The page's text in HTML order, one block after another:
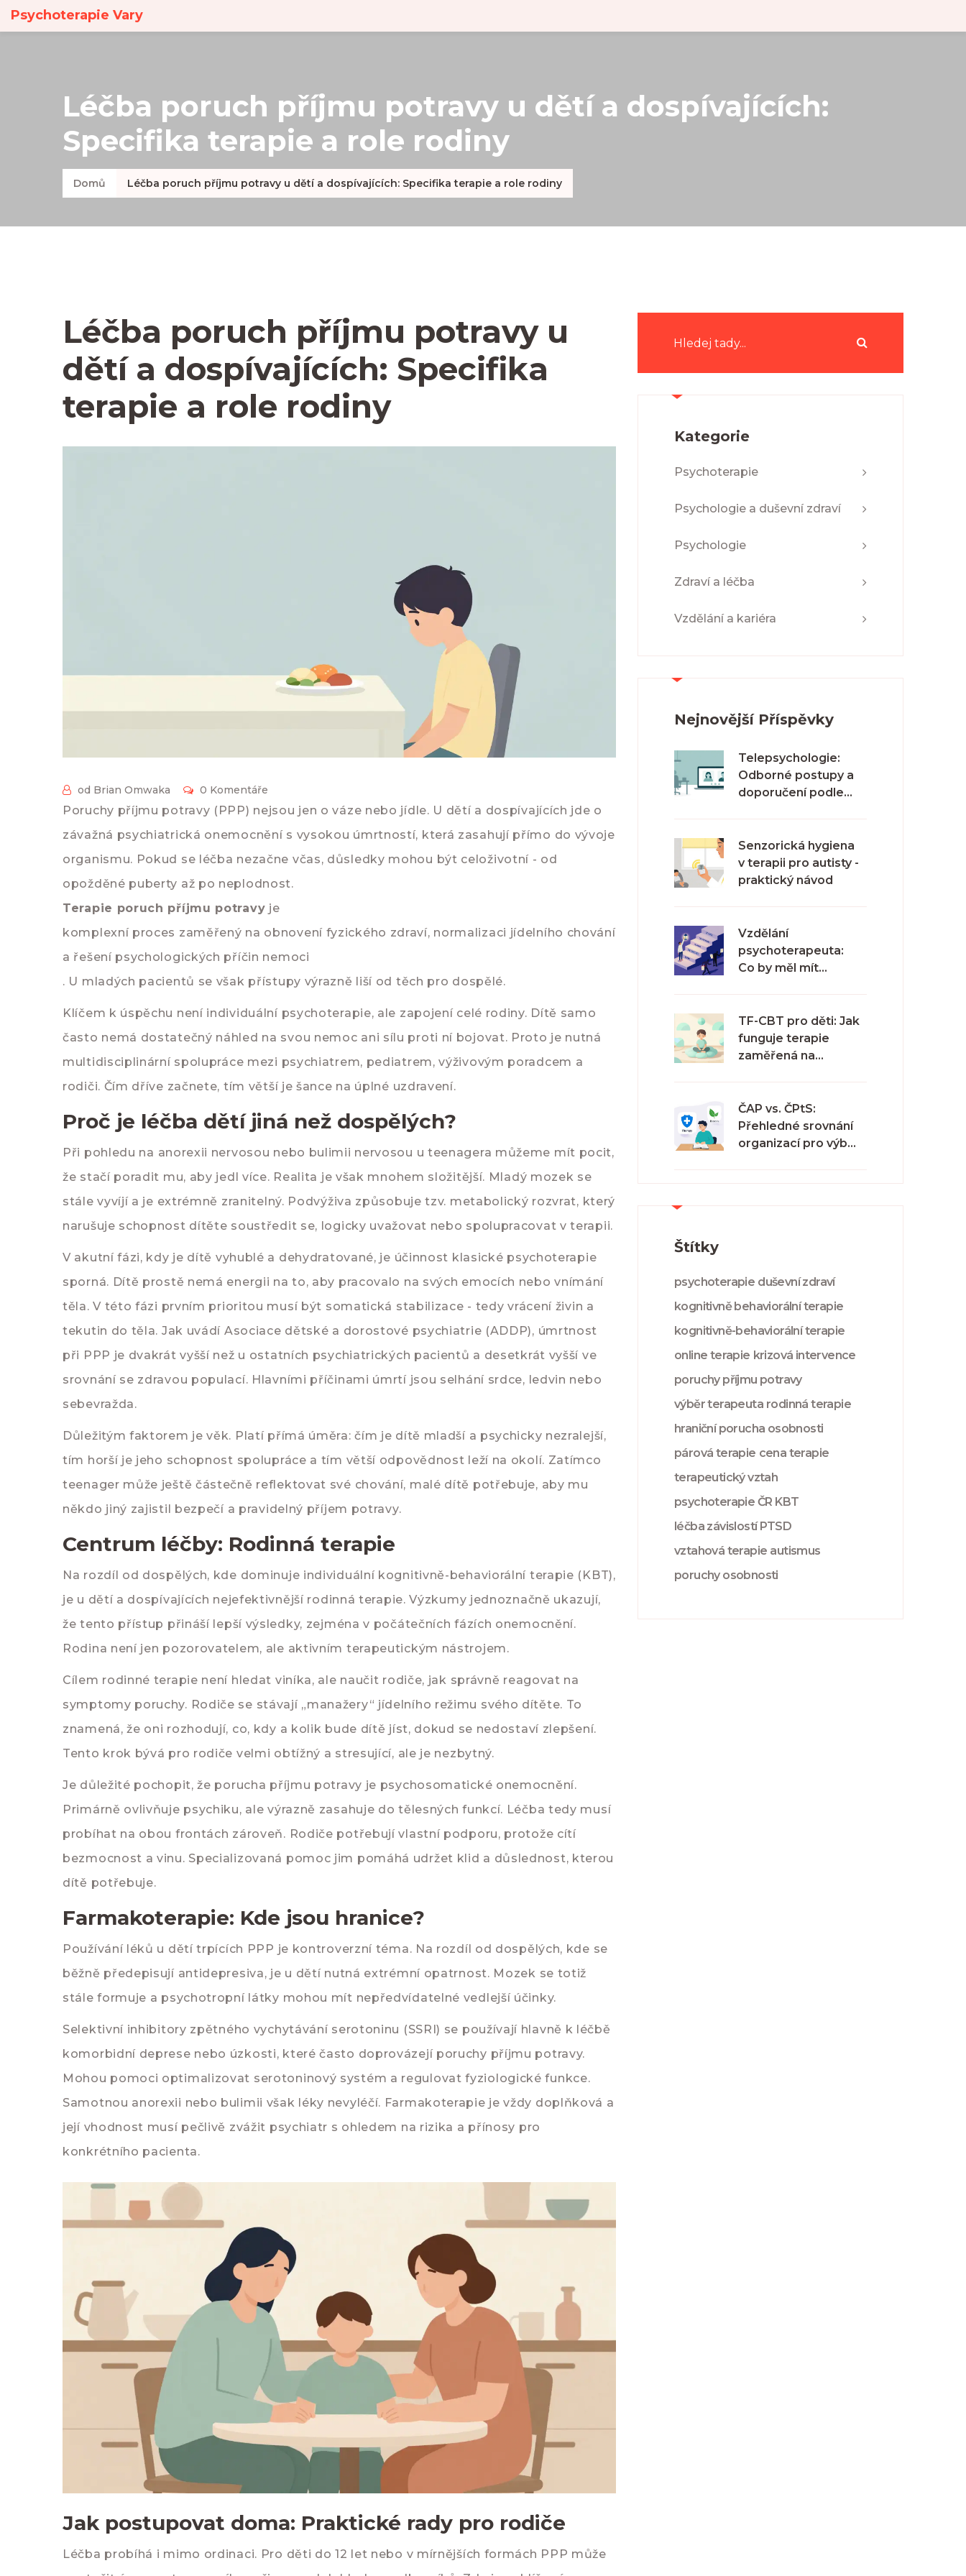
Psychoterapie Vary
Léčba poruch příjmu potravy u dětí a dospívajících:
Specifika terapie a role rodiny
Domů Léčba poruch příjmu potravy u dětí a dospívajících: Specifika terapie a role rodiny
Léčba poruch příjmu potravy u
dětí a dospívajících: Specifika
terapie a role rodiny
od Brian Omwaka 0 Komentáře
Poruchy příjmu potravy (PPP) nejsou jen o váze nebo jídle. U dětí a dospívajících jde o
závažná psychiatrická onemocnění s vysokou úmrtností, která zasahují přímo do vývoje
organismu. Pokud se léčba nezačne včas, důsledky mohou být celoživotní - od
opožděné puberty až po neplodnost.
Terapie poruch příjmu potravy je
komplexní proces zaměřený na obnovení fyzického zdraví, normalizaci jídelního chování
a řešení psychologických příčin nemoci
. U mladých pacientů se však přístupy výrazně liší od těch pro dospělé.
Klíčem k úspěchu není individuální psychoterapie, ale zapojení celé rodiny. Dítě samo
často nemá dostatečný náhled na svou nemoc ani sílu proti ní bojovat. Proto je nutná
multidisciplinární spolupráce mezi psychiatrem, pediatrem, výživovým poradcem a
rodiči. Čím dříve začnete, tím větší je šance na úplné uzdravení.
Proč je léčba dětí jiná než dospělých?
Při pohledu na anorexii nervosou nebo bulimii nervosou u teenagera můžeme mít pocit,
že stačí poradit mu, aby jedl více. Realita je však mnohem složitější. Mladý mozek se
stále vyvíjí a je extrémně zranitelný. Podvýživa způsobuje tzv. metabolický rozvrat, který
narušuje schopnost dítěte soustředit se, logicky uvažovat nebo spolupracovat v terapii.
V akutní fázi, kdy je dítě vyhublé a dehydratované, je účinnost klasické psychoterapie
sporná. Dítě prostě nemá energii na to, aby pracovalo na svých emocích nebo vnímání
těla. V této fázi prvním prioritou musí být somatická stabilizace - tedy vrácení živin a
tekutin do těla. Jak uvádí Asociace dětské a dorostové psychiatrie (ADDP), úmrtnost
při PPP je dvakrát vyšší než u ostatních psychiatrických pacientů a desetkrát vyšší ve
srovnání se zdravou populací. Hlavními příčinami úmrtí jsou selhání srdce, ledvin nebo
sebevražda.
Důležitým faktorem je věk. Platí přímá úměra: čím je dítě mladší a psychicky nezralejší,
tím horší je jeho schopnost spolupráce a tím větší odpovědnost leží na okolí. Zatímco
teenager může ještě částečně reflektovat své chování, malé dítě potřebuje, aby mu
někdo jiný zajistil bezpečí a pravidelný příjem potravy.
Centrum léčby: Rodinná terapie
Na rozdíl od dospělých, kde dominuje individuální kognitivně-behaviorální terapie (KBT),
je u dětí a dospívajících nejefektivnější rodinná terapie. Výzkumy jednoznačně ukazují,
že tento přístup přináší lepší výsledky, zejména v počátečních fázích onemocnění.
Rodina není jen pozorovatelem, ale aktivním terapeutickým nástrojem.
Cílem rodinné terapie není hledat viníka, ale naučit rodiče, jak správně reagovat na
symptomy poruchy. Rodiče se stávají „manažery“ jídelního režimu svého dítěte. To
znamená, že oni rozhodují, co, kdy a kolik bude dítě jíst, dokud se nedostaví zlepšení.
Tento krok bývá pro rodiče velmi obtížný a stresující, ale je nezbytný.
Je důležité pochopit, že porucha příjmu potravy je psychosomatické onemocnění.
Primárně ovlivňuje psychiku, ale výrazně zasahuje do tělesných funkcí. Léčba tedy musí
probíhat na obou frontách zároveň. Rodiče potřebují vlastní podporu, protože cítí
bezmocnost a vinu. Specializovaná pomoc jim pomáhá udržet klid a důslednost, kterou
dítě potřebuje.
Farmakoterapie: Kde jsou hranice?
Používání léků u dětí trpících PPP je kontroverzní téma. Na rozdíl od dospělých, kde se
běžně předepisují antidepresiva, je u dětí nutná extrémní opatrnost. Mozek se totiž
stále formuje a psychotropní látky mohou mít nepředvídatelné vedlejší účinky.
Selektivní inhibitory zpětného vychytávání serotoninu (SSRI) se používají hlavně k léčbě
komorbidní deprese nebo úzkosti, které často doprovázejí poruchy příjmu potravy.
Mohou pomoci optimalizovat serotoninový systém a regulovat fyziologické funkce.
Samotnou anorexii nebo bulimii však léky nevyléčí. Farmakoterapie je vždy doplňková a
její vhodnost musí pečlivě zvážit psychiatr s ohledem na rizika a přínosy pro
konkrétního pacienta.
Jak postupovat doma: Praktické rady pro rodiče
Léčba probíhá i mimo ordinaci. Pro děti do 12 let nebo v mírnějších formách PPP může
Kategorie
Psychoterapie
Psychologie a duševní zdraví
Psychologie
Zdraví a léčba
Vzdělání a kariéra
Nejnovější Příspěvky
Telepsychologie:
Odborné postupy a
doporučení podle
zdraví
Senzorická hygiena
v terapii pro autisty -
praktický návod
Vzdělání
psychoterapeuta:
Co by měl mít
TF-CBT pro děti: Jak
funguje terapie
zaměřená na
ČAP vs. ČPtS:
Přehledné srovnání
organizací pro výběr
Štítky
psychoterapie duševní zdraví
kognitivně behaviorální terapie
kognitivně-behaviorální terapie
online terapie krizová intervence
poruchy příjmu potravy
výběr terapeuta rodinná terapie
hraniční porucha osobnosti
párová terapie cena terapie
terapeutický vztah
psychoterapie ČR KBT
léčba závislostí PTSD
vztahová terapie autismus
poruchy osobnosti